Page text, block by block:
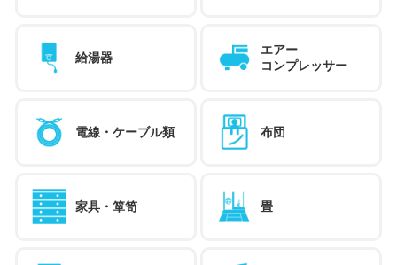
給湯器
エアー
コンプレッサー
電線・ケーブル類 布団
家具・箪笥 畳